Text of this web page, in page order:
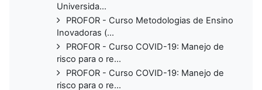
Universida...
PROFOR - Curso Metodologias de Ensino
Inovadoras (...
PROFOR - Curso COVID-19: Manejo de
risco para o re...
PROFOR - Curso COVID-19: Manejo de
risco para o re...